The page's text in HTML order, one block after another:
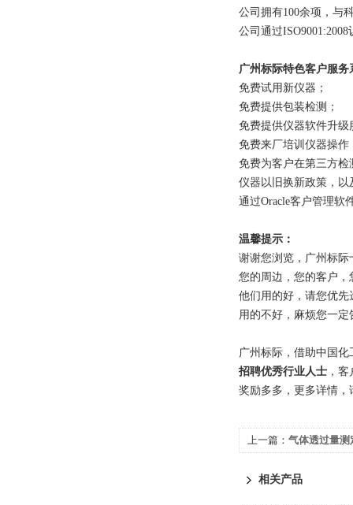
公司拥有100余项，与
公司通过
广州标际特色客户服
免费试用新仪器；
免费提供包装检测；
免费提供仪器软件升级
免费来厂培训仪器操
免费为客户在第三方
仪器以旧换新政策，
通过Oracle客户管理软
温馨提示：
谢谢您浏览，广州标
您的周边，您的客户
他们用的好，请您优
用的不好，麻烦您一
广州标际，借助中国化
招聘优秀行业人士 ，
奖励多多，更多详情，
上一篇： 气体透过量测
相关产品